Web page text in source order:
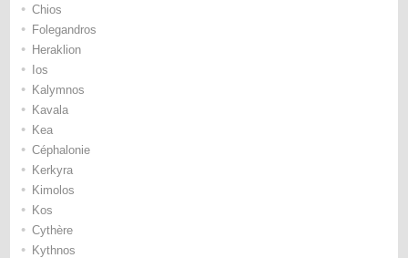
• Chios
• Folegandros
• Heraklion
• Ios
• Kalymnos
• Kavala
• Kea
• Céphalonie
• Kerkyra
• Kimolos
• Kos
• Cythère
• Kythnos